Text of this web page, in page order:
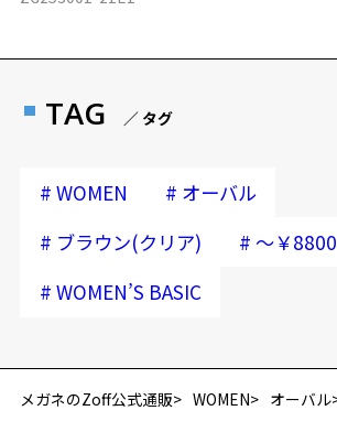
TAG ／ タグ
# WOMEN # オーバル
# ブラウン(クリア) # ～￥8800
# WOMEN’S BASIC
メガネのZoff公式通販 WOMEN オーバル